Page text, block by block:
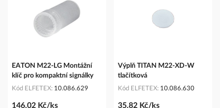
EATON M22-LG Montážní
klíč pro kompaktní signálky
Kód ELFETEX 10.086.629
146,02 Kč/ks
Výplň TITAN M22-XD-W
tlačítková
Kód ELFETEX 10.086.630
35,82 Kč/ks